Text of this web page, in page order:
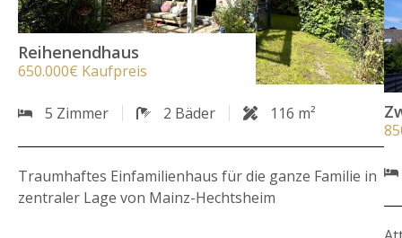
Reihenendhaus
650.000€ Kaufpreis
5 Zimmer 2 Bäder 116 m²
Traumhaftes Einfamilienhaus für die ganze Familie in
zentraler Lage von Mainz-Hechtsheim